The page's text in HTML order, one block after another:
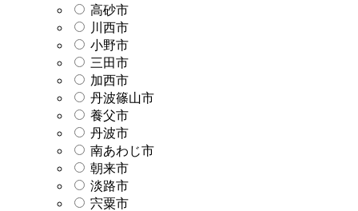
高砂市
川西市
小野市
三田市
加西市
丹波篠山市
養父市
丹波市
南あわじ市
朝来市
淡路市
宍粟市